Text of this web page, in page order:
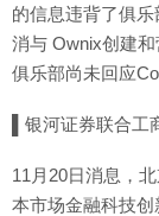
的信息违背了俱
消与 Ownix创建和
俱乐部尚未回应
▌银河证券联合
11月20日消息，
本市场金融科技